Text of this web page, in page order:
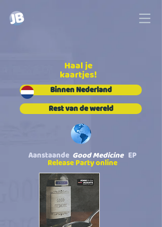
Aanstaande Good Medicine EP
Release Party online
Haal je
kaartjes!
Binnen Nederland
Rest van de wereld